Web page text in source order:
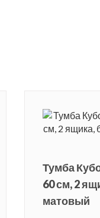
Тумба
60 см, 2
матовый